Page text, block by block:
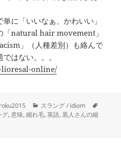
に「いいなぁ、かわいい」
「natural hair movement」
」（人種差別）も絡んで
はない。。。
lioresal-online/
カ
テ
スラング / idiom
グ,意味,縮れ毛,英語,黒人さんの縮